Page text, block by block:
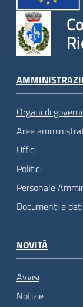
Organi di
Aree
Uffici
Politici
Personale
Documenti e dati
NOVITÀ
Avvisi
Notizie